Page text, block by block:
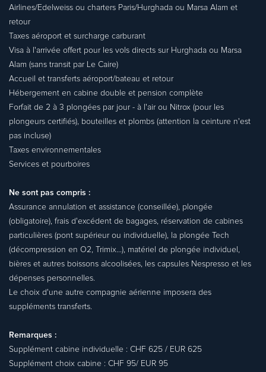
Airlines/Edelweiss ou charters Paris/Hurghada ou Marsa Alam et
retour
Taxes aéroport et surcharge carburant
Visa à l'arrivée offert pour les vols directs sur Hurghada ou Marsa
Alam (sans transit par Le Caire)
Accueil et transferts aéroport/bateau et retour
Hébergement en cabine double et pension complète
Forfait de 2 à 3 plongées par jour - à l'air ou Nitrox (pour les
plongeurs certifiés), bouteilles et plombs (attention la ceinture n'est
pas incluse)
Taxes environnementales
Services et pourboires
Ne sont pas compris :
Assurance annulation et assistance (conseillée), plongée
(obligatoire), frais d'excédent de bagages, réservation de cabines
particulières (pont supérieur ou individuelle), la plongée Tech
(décompression en O2, Trimix...), matériel de plongée individuel,
bières et autres boissons alcoolisées, les capsules Nespresso et les
dépenses personnelles.
Le choix d'une autre compagnie aérienne imposera des
suppléments transferts.
Remarques :
Supplément cabine individuelle : CHF 625 / EUR 625
Supplément choix cabine : CHF 95/ EUR 95